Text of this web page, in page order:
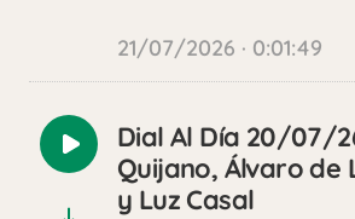
21/07/2026 · 0:01:49
Reproducir
audio
Dial Al Día 20/07/
Quijano, Álvaro de
y Luz Casal